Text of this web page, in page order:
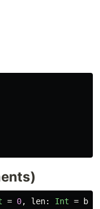
= 0, len: Int = b